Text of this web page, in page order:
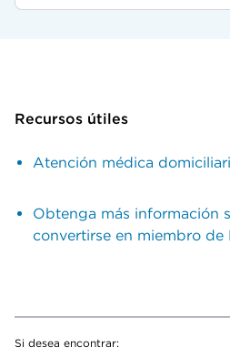
Recursos útiles
Atención médica
Obtenga más información
convertirse en miembro de
Si desea encontrar: